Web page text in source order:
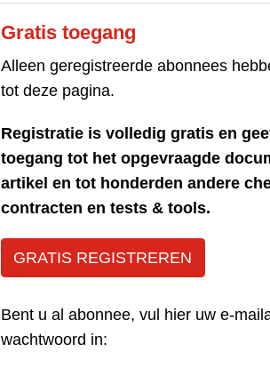
Gratis toegang
Alleen geregistreerde abonnees
tot deze pagina.
Registratie is volledig gratis en
toegang tot het opgevraagde
artikel en tot honderden andere
contracten en tests & tools.
GRATIS REGISTREREN
Bent u al abonnee, vul hier uw e-
wachtwoord in: